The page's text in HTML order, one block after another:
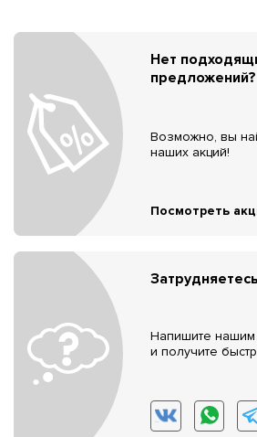
Нет
предложений?
Возможно, вы
наших акций!
Посмотреть
Напишите нашим
и получите